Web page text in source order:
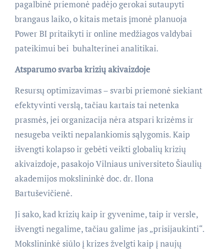
pagalbinė priemonė padėjo gerokai sutaupyti
brangaus laiko, o kitais metais įmonė planuoja
Power BI pritaikyti ir online medžiagos valdybai
pateikimui bei buhalterinei analitikai.
Atsparumo svarba krizių akivaizdoje
Resursų optimizavimas – svarbi priemonė siekiant
efektyvinti verslą, tačiau kartais tai netenka
prasmės, jei organizacija nėra atspari krizėms ir
nesugeba veikti nepalankiomis sąlygomis. Kaip
išvengti kolapso ir gebėti veikti globalių krizių
akivaizdoje, pasakojo Vilniaus universiteto Šiaulių
akademijos mokslininkė doc. dr. Ilona
Bartuševičienė.
Ji sako, kad krizių kaip ir gyvenime, taip ir versle,
išvengti negalime, tačiau galime jas „prisijaukinti“.
Mokslininkė siūlo į krizes žvelgti kaip į naujų